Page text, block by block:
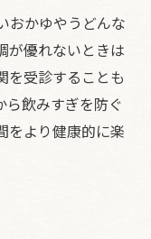
おかゆやうどんな
が優れないときは
を受診することも
ら飲みすぎを防ぐ
をより健康的に楽